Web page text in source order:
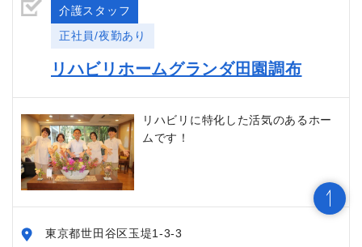
介護スタッフ
正社員/夜勤あり
リハビリホームグランダ田園調布
リハビリに特化した活気のあるホー
ムです！
東京都世田谷区玉堤1-3-3